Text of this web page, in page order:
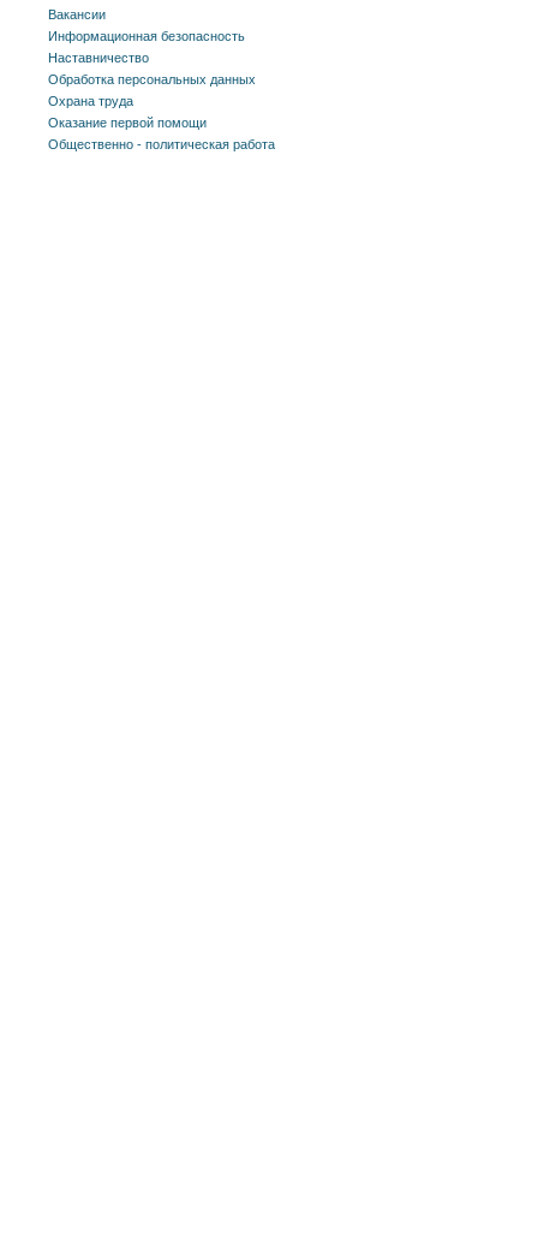
Вакансии
Информационная безопасность
Наставничество
Обработка персональных данных
Охрана труда
Оказание первой помощи
Общественно - политическая работа